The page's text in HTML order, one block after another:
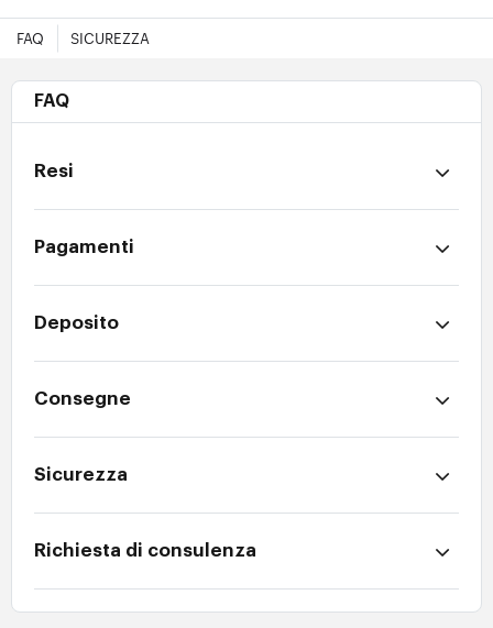
FAQ SICUREZZA
FAQ
Resi
Pagamenti
Deposito
Consegne
Sicurezza
Richiesta di consulenza